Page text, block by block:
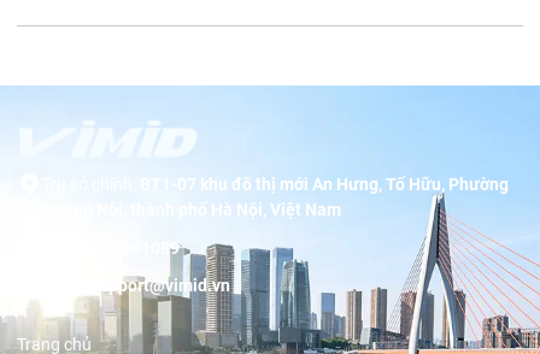
BT1-07 khu đô thị mới An Hưng, Tố Hữu, Phường
Dương Nội, thành phố Hà Nội, Việt Nam
19001089
support@vimid.vn
Trang chủ